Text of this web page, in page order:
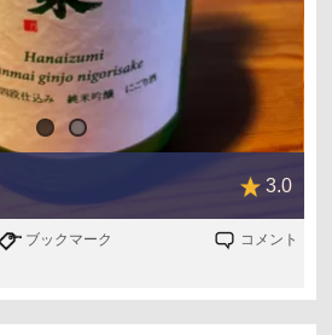
3.0
ブックマーク コメント